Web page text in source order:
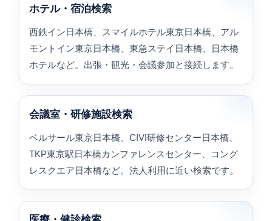
ホテル・宿泊検索
西鉄イン日本橋、スマイルホテル東京日本橋、アル
モントイン東京日本橋、東急ステイ日本橋、日本橋
ホテルなど。出張・観光・会議参加と接続します。
会議室・研修施設検索
ベルサール東京日本橋、CIVI研修センター日本橋、
TKP東京駅日本橋カンファレンスセンター、コング
レスクエア日本橋など。法人利用に近い検索です。